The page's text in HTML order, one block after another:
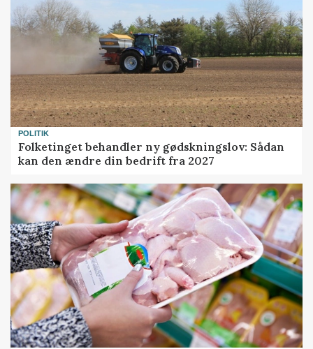
POLITIK
Folketinget behandler ny gødskningslov: Sådan
kan den ændre din bedrift fra 2027